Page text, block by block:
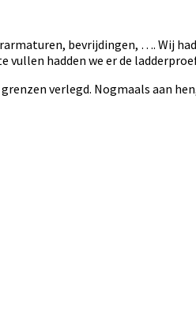
bevrijdingen, …. Wij
hadden we er de
verlegd. Nogmaals aan